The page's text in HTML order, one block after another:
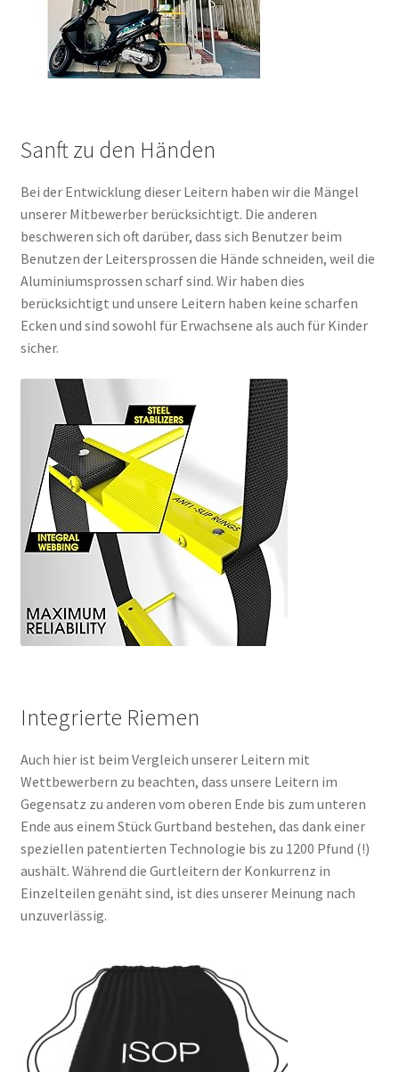
Sanft zu den Händen
Bei der Entwicklung dieser Leitern haben wir die Mängel
unserer Mitbewerber berücksichtigt. Die anderen
beschweren sich oft darüber, dass sich Benutzer beim
Benutzen der Leitersprossen die Hände schneiden, weil die
Aluminiumsprossen scharf sind. Wir haben dies
berücksichtigt und unsere Leitern haben keine scharfen
Ecken und sind sowohl für Erwachsene als auch für Kinder
sicher.
Integrierte Riemen
Auch hier ist beim Vergleich unserer Leitern mit
Wettbewerbern zu beachten, dass unsere Leitern im
Gegensatz zu anderen vom oberen Ende bis zum unteren
Ende aus einem Stück Gurtband bestehen, das dank einer
speziellen patentierten Technologie bis zu 1200 Pfund (!)
aushält. Während die Gurtleitern der Konkurrenz in
Einzelteilen genäht sind, ist dies unserer Meinung nach
unzuverlässig.